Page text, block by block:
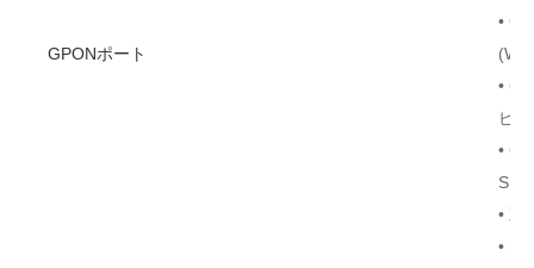
GPONポート
•
•
ピ
•
SN
• 双
•